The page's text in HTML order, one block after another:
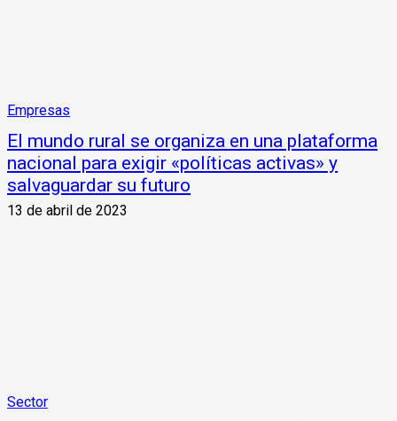
Empresas
El mundo rural se organiza en una plataforma
nacional para exigir «políticas activas» y
salvaguardar su futuro
13 de abril de 2023
Sector